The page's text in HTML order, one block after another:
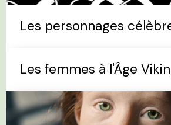
Les personnages
Les femmes à l'Âge